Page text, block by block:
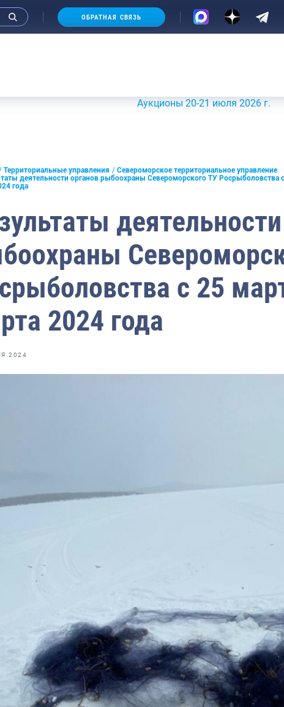
ОБРАТНАЯ СВЯЗЬ
Аукционы 20-21 июля 2026 г. На
Территориальные управления
Североморское территориальное управление
деятельности органов рыбоохраны Североморского ТУ Росрыболовства
года
с 25
2024 года
2024